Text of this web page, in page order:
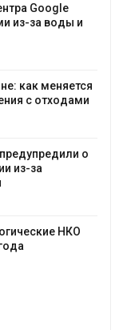
Google
из-за воды и
как меняется
с отходами
о
из-за
НКО